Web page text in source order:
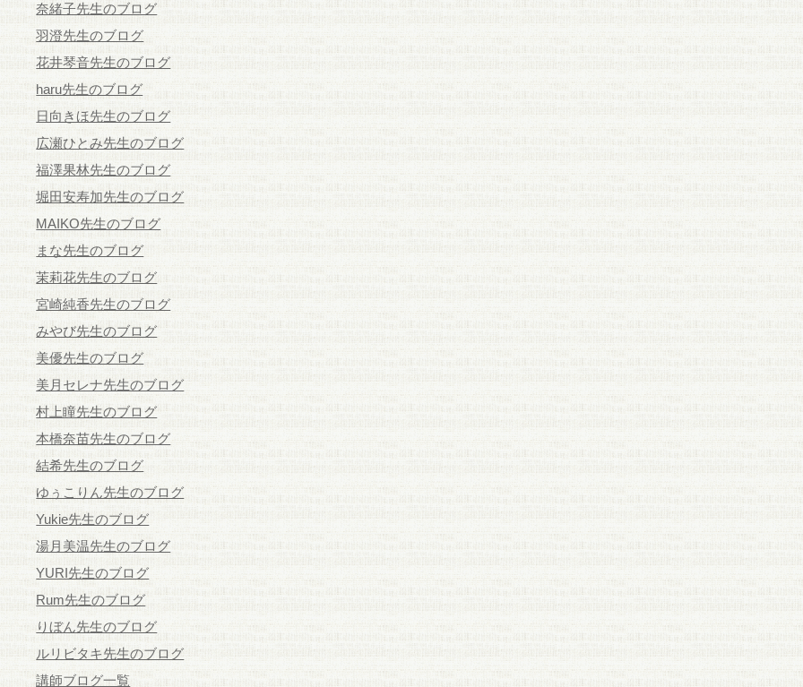
奈緒子先生のブログ
羽澄先生のブログ
花井琴音先生のブログ
haru先生のブログ
日向きほ先生のブログ
広瀬ひとみ先生のブログ
福澤果林先生のブログ
堀田安寿加先生のブログ
MAIKO先生のブログ
まな先生のブログ
茉莉花先生のブログ
宮崎純香先生のブログ
みやび先生のブログ
美優先生のブログ
美月セレナ先生のブログ
村上瞳先生のブログ
本橋奈苗先生のブログ
結希先生のブログ
ゆぅこりん先生のブログ
Yukie先生のブログ
湯月美温先生のブログ
YURI先生のブログ
Rum先生のブログ
りぼん先生のブログ
ルリビタキ先生のブログ
講師ブログ一覧